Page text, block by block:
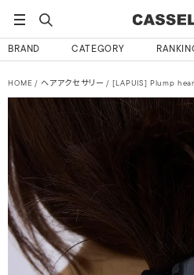
BRAND CATEGORY
HOME ヘアアクセサリー [LAPUIS] Plump